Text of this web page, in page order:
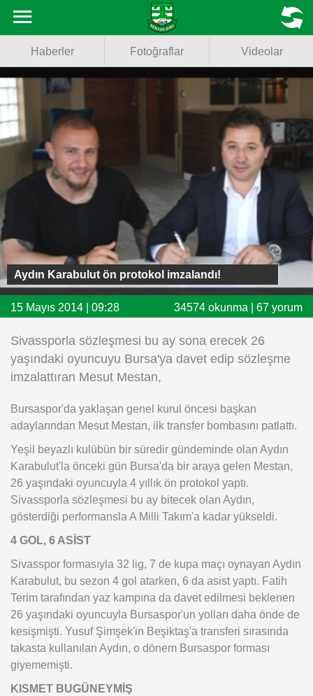
Fotoğraflar
Videolar
Basketbol
Voleybol
Puan Durumu
Facebook
Twitter
Instagram
Android
iOS
MENU
Haberler Fotoğraflar Videolar
Aydın Karabulut ön protokol imzalandı!
15 Mayıs 2014 | 09:28 34574 okunma | 67 yorum
Sivassporla sözleşmesi bu ay sona erecek 26
yaşındaki oyuncuyu Bursa'ya davet edip sözleşme
imzalattıran Mesut Mestan,
Bursaspor'da yaklaşan genel kurul öncesi başkan
adaylarından Mesut Mestan, ilk transfer bombasını patlattı.
Yeşil beyazlı kulübün bir süredir gündeminde olan Aydın
Karabulut'la önceki gün Bursa'da bir araya gelen Mestan,
26 yaşındaki oyuncuyla 4 yıllık ön protokol yaptı.
Sivassporla sözleşmesi bu ay bitecek olan Aydın,
gösterdiği performansla A Milli Takım'a kadar yükseldi.
4 GOL, 6 ASİST
Sivasspor formasıyla 32 lig, 7 de kupa maçı oynayan Aydın
Karabulut, bu sezon 4 gol atarken, 6 da asist yaptı. Fatih
Terim tarafından yaz kampına da davet edilmesi beklenen
26 yaşındaki oyuncuyla Bursaspor'un yolları daha önde de
kesişmişti. Yusuf Şimşek'in Beşiktaş'a transferi sırasında
takasta kullanılan Aydın, o dönem Bursaspor forması
giyememişti.
KISMET BUGÜNEYMİŞ